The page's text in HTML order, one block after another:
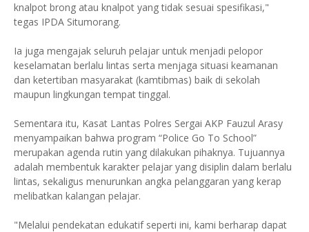
knalpot brong atau knalpot yang tidak sesuai spesifikasi,"
tegas IPDA Situmorang.
Ia juga mengajak seluruh pelajar untuk menjadi pelopor
keselamatan berlalu lintas serta menjaga situasi keamanan
dan ketertiban masyarakat (kamtibmas) baik di sekolah
maupun lingkungan tempat tinggal.
Sementara itu, Kasat Lantas Polres Sergai AKP Fauzul Arasy
menyampaikan bahwa program “Police Go To School”
merupakan agenda rutin yang dilakukan pihaknya. Tujuannya
adalah membentuk karakter pelajar yang disiplin dalam berlalu
lintas, sekaligus menurunkan angka pelanggaran yang kerap
melibatkan kalangan pelajar.
"Melalui pendekatan edukatif seperti ini, kami berharap dapat